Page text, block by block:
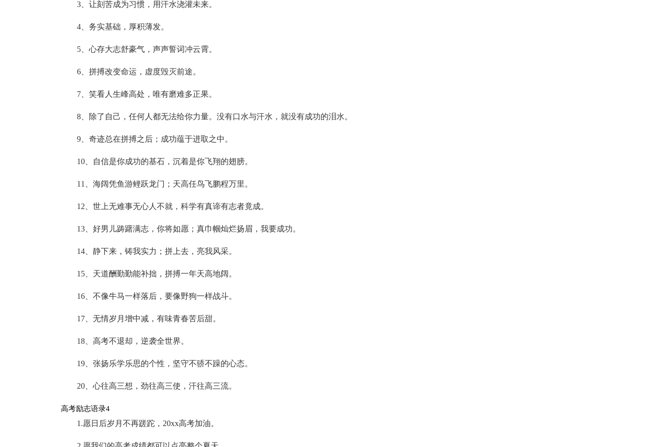
3、让刻苦成为习惯，用汗水浇灌未来。
4、务实基础，厚积薄发。
5、心存大志舒豪气，声声誓词冲云霄。
6、拼搏改变命运，虚度毁灭前途。
7、笑看人生峰高处，唯有磨难多正果。
8、除了自己，任何人都无法给你力量。没有口水与汗水，就没有成功的泪水。
9、奇迹总在拼搏之后；成功蕴于进取之中。
10、自信是你成功的基石，沉着是你飞翔的翅膀。
11、海阔凭鱼游鲤跃龙门；天高任鸟飞鹏程万里。
12、世上无难事无心人不就，科学有真谛有志者竟成。
13、好男儿踌躇满志，你将如愿；真巾帼灿烂扬眉，我要成功。
14、静下来，铸我实力；拼上去，亮我风采。
15、天道酬勤勤能补拙，拼搏一年天高地阔。
16、不像牛马一样落后，要像野狗一样战斗。
17、无情岁月增中减，有味青春苦后甜。
18、高考不退却，逆袭全世界。
19、张扬乐学乐思的个性，坚守不骄不躁的心态。
20、心往高三想，劲往高三使，汗往高三流。
高考励志语录4
1.愿日后岁月不再蹉跎，20xx高考加油。